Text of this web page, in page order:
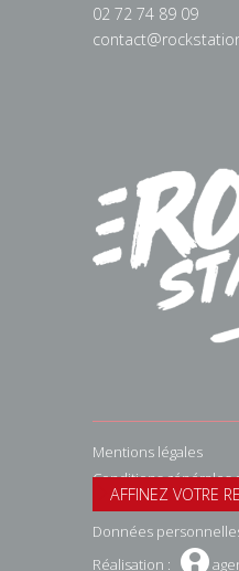
AFFINEZ VOTRE
02 72 74 89 09
Mentions légales
Conditions générales
Gestion des
Données
Réalisation : W